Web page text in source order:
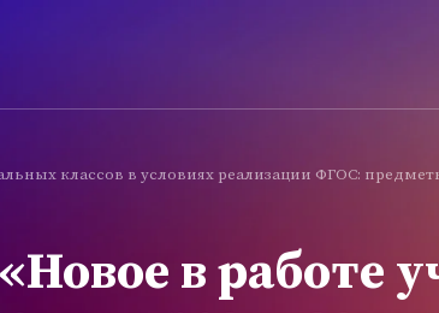
классов в условиях реализации ФГОС:
в работе